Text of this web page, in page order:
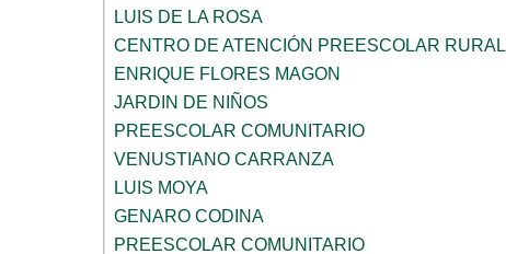
LUIS DE LA ROSA
CENTRO DE ATENCIÓN PREESCOLAR RURAL
ENRIQUE FLORES MAGON
JARDIN DE NIÑOS
PREESCOLAR COMUNITARIO
VENUSTIANO CARRANZA
LUIS MOYA
GENARO CODINA
PREESCOLAR COMUNITARIO